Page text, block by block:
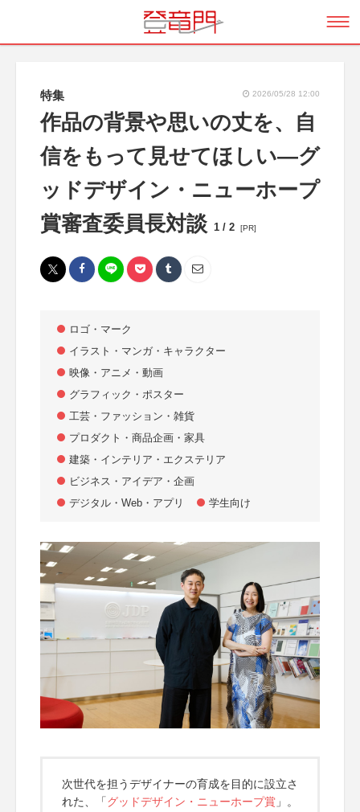
特集 2026/05/28 12:00
作品の背景や思いの丈を、自
信をもって見せてほしい―グ
ッドデザイン・ニューホープ
賞審査委員長対談 1 / 2 [PR]
ロゴ・マーク
イラスト・マンガ・キャラクター
映像・アニメ・動画
グラフィック・ポスター
工芸・ファッション・雑貨
プロダクト・商品企画・家具
建築・インテリア・エクステリア
ビジネス・アイデア・企画
デジタル・Web・アプリ
学生向け
次世代を担うデザイナーの育成を目的に設立さ
れた、「グッドデザイン・ニューホープ賞 」。